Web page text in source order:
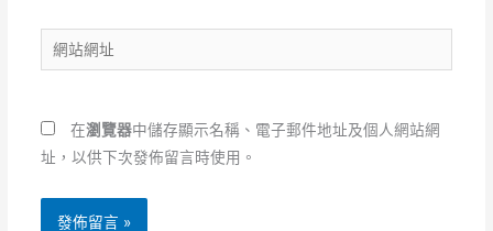
件
地
*
站
址
在瀏覽器中儲存顯示名稱、電子郵件地址及個人網站網
址，以供下次發佈留言時使用。